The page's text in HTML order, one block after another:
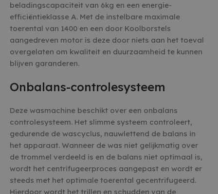
beladingscapaciteit van 6kg en een energie-
efficiëntieklasse A. Met de instelbare maximale
toerental van 1400 en een door Koolborstels
aangedreven motor is deze door niets aan het toeval
overgelaten om kwaliteit en duurzaamheid te kunnen
blijven garanderen.
Onbalans-controlesysteem
Deze wasmachine beschikt over een onbalans
controlesysteem. Het slimme systeem controleert,
gedurende de wascyclus, nauwlettend de balans in
het apparaat. Wanneer de was niet gelijkmatig over
de trommel verdeeld is en de balans niet optimaal is,
wordt het centrifugeerproces aangepast en wordt er
steeds met het optimale toerental gecentrifugeerd.
Hierdoor wordt het trillen en schudden van de